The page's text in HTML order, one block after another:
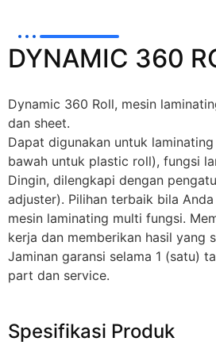
DYNAMIC 360
Dynamic 360 Roll, mesin
dan sheet.
Dapat digunakan untuk
bawah untuk plastic roll), fungsi
Dingin, dilengkapi dengan
adjuster). Pilihan terbaik bila
mesin laminating multi fungsi.
kerja dan memberikan hasil yang
Jaminan garansi selama 1 (satu)
part dan service.
Spesifikasi Produk